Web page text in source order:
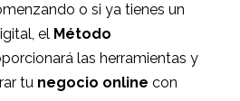
o si ya tienes un
el Método
las herramientas y
tu negocio online con